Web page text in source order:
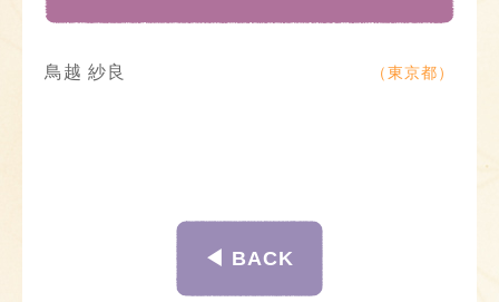
鳥越 紗良 （東京都）
◀︎ BACK